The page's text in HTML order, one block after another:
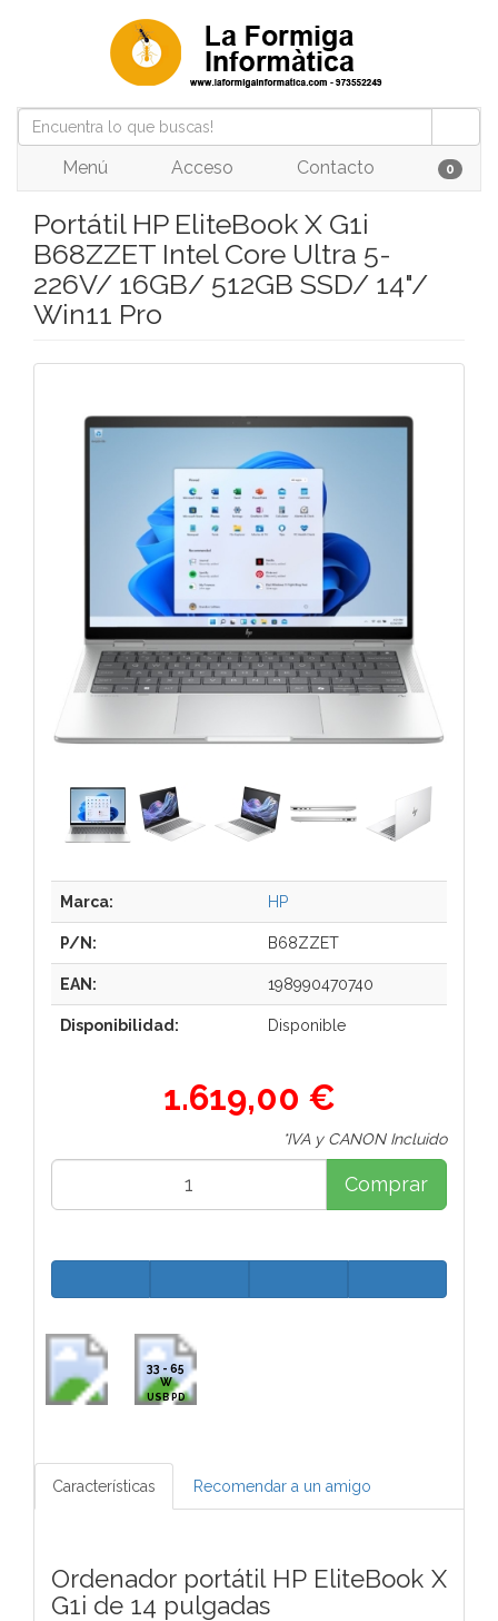
Menú Acceso Contacto 0
Portátil HP EliteBook X G1i
B68ZZET Intel Core Ultra 5-
226V/ 16GB/ 512GB SSD/ 14"/
Win11 Pro
Marca: HP
P/N: B68ZZET
EAN: 198990470740
Disponibilidad: Disponible
1.619,00 €
*IVA y CANON Incluido
Comprar
33 - 65
W
USB PD
Características Recomendar a un amigo
Ordenador portátil HP EliteBook X
G1i de 14 pulgadas